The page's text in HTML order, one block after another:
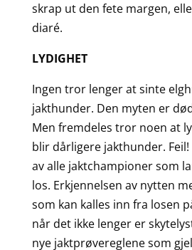
skrap ut den fete margen,
diaré.
LYDIGHET
Ingen tror lenger at sinte
jakthunder. Den myten er
Men fremdeles tror noen at
blir dårligere jakthunder.
av alle jaktchampioner som
los. Erkjennelsen av nytten
som kan kalles inn fra losen
når det ikke lenger er
nye jaktprøvereglene som